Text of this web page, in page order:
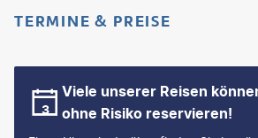
TERMINE & PREISE
Viele unserer Reisen
ohne Risiko reservieren!